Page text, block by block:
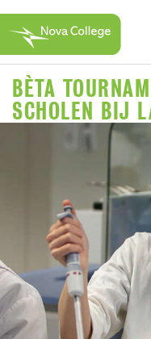
BÈTA
SCHOLEN BIJ